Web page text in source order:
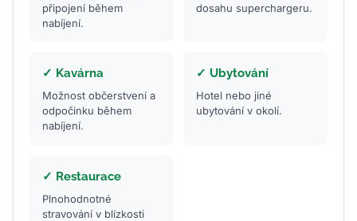
připojení během
nabíjení.
dosahu superchargeru.
✓ Kavárna
Možnost občerstvení a
odpočinku během
nabíjení.
✓ Ubytování
Hotel nebo jiné
ubytování v okolí.
✓ Restaurace
Plnohodnotné
stravování v blízkosti